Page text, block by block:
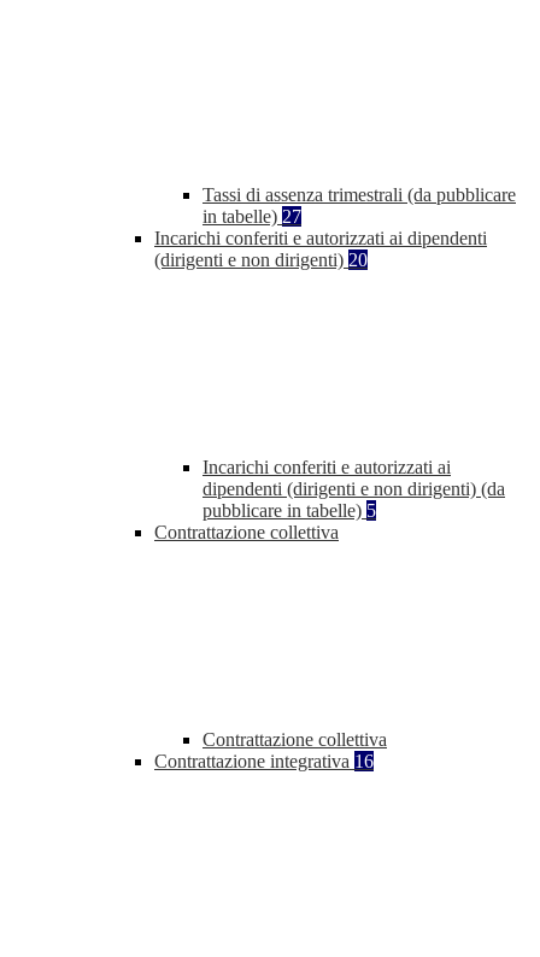
Tassi di assenza trimestrali (da pubblicare
in tabelle) 27
Incarichi conferiti e autorizzati ai dipendenti
(dirigenti e non dirigenti) 20
Incarichi conferiti e autorizzati ai
dipendenti (dirigenti e non dirigenti) (da
pubblicare in tabelle) 5
Contrattazione collettiva
Contrattazione collettiva
Contrattazione integrativa 16